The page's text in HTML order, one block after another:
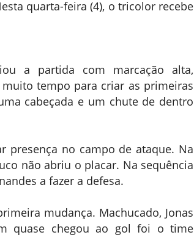
quarta-feira (4), o tricolor recebe
a partida com marcação alta,
tempo para criar as primeiras
cabeçada e um chute de dentro
presença no campo de ataque. Na
não abriu o placar. Na sequência
a fazer a defesa.
mudança. Machucado, Jonas
quase chegou ao gol foi o time